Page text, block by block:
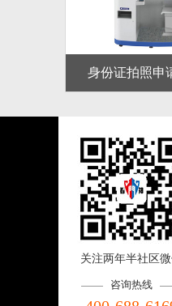
身份证拍照申
关注两年半社区
咨询热线